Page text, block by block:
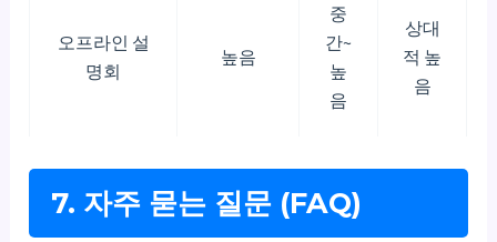
오프라인 설
명회
높음
중
간~
높
음
상대
적 높
음
7. 자주 묻는 질문 (FAQ)